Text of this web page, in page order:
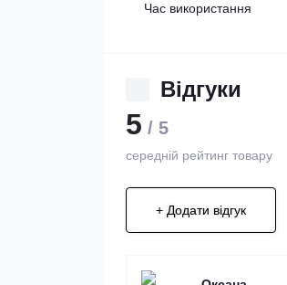
Час використання
Відгуки
5 / 5
середній рейтинг товару
+ Додати відгук